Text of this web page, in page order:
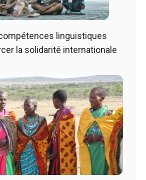
linguistiques
la solidarité internationale